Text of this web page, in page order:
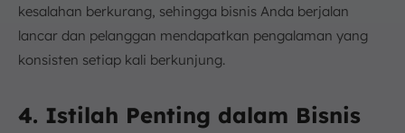
kesalahan berkurang, sehingga bisnis Anda berjalan
lancar dan pelanggan mendapatkan pengalaman yang
konsisten setiap kali berkunjung.
4. Istilah Penting dalam Bisnis